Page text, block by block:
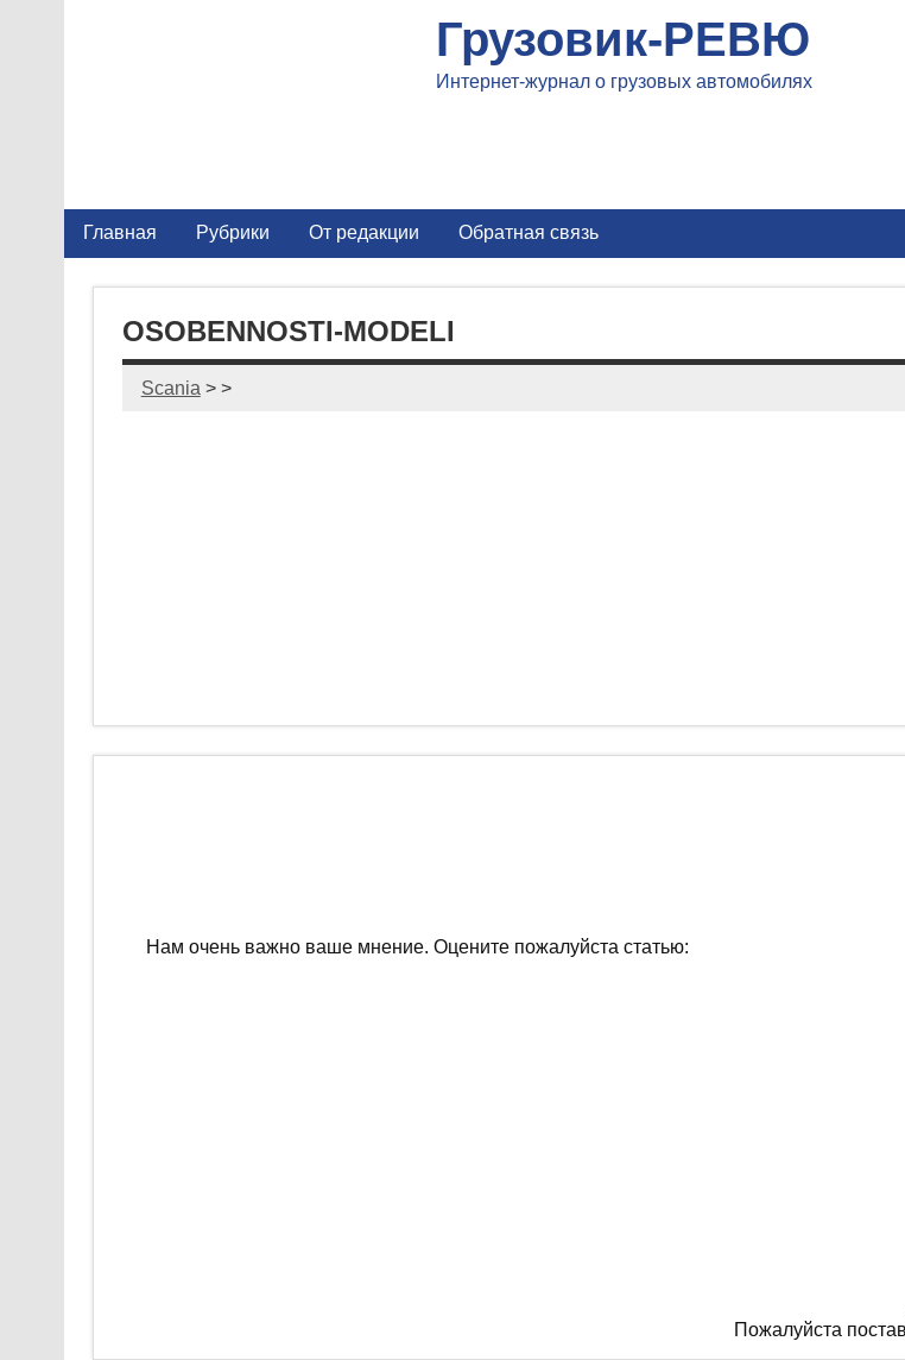
Грузовик-РЕВЮ
Интернет-журнал о грузовых автомобилях
Главная Рубрики От редакции Обратная связь
OSOBENNOSTI-MODELI
Scania > >
Нам очень важно ваше мнение. Оцените пожалуйста статью:
Пожалуйста